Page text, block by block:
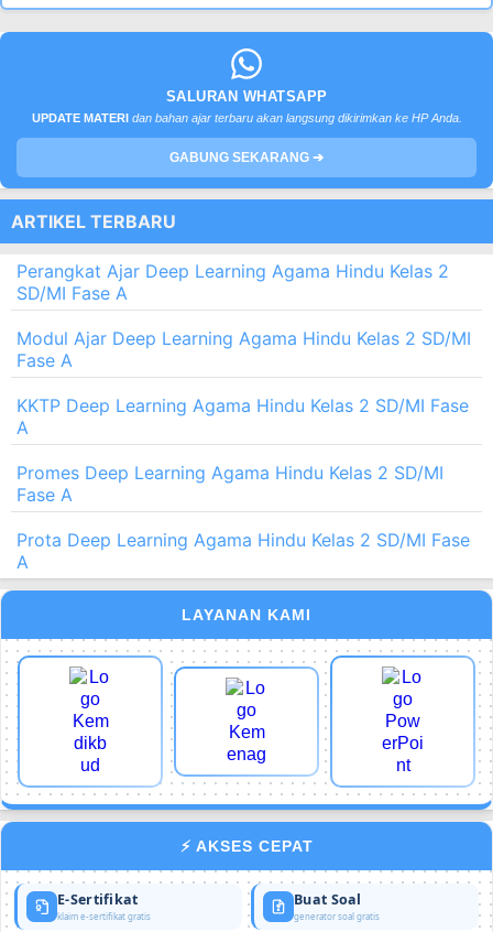
SALURAN WHATSAPP
UPDATE MATERI dan bahan ajar terbaru akan langsung dikirimkan ke HP Anda.
GABUNG SEKARANG ➔
ARTIKEL TERBARU
Perangkat Ajar Deep Learning Agama Hindu Kelas 2
SD/MI Fase A
Modul Ajar Deep Learning Agama Hindu Kelas 2 SD/MI
Fase A
KKTP Deep Learning Agama Hindu Kelas 2 SD/MI Fase
A
Promes Deep Learning Agama Hindu Kelas 2 SD/MI
Fase A
Prota Deep Learning Agama Hindu Kelas 2 SD/MI Fase
A
LAYANAN KAMI
⚡ AKSES CEPAT
E-Sertifikat
klaim e-sertifikat gratis
Buat Soal
generator soal gratis